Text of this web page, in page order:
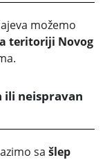
možemo
teritoriji Novog
ili neispravan
sa šlep